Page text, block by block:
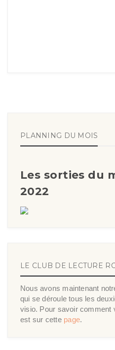
PLANNING DU MOIS
Les sorties du
2022
LE CLUB DE LECTURE
Nous avons maintenant
qui se déroule tous les
visio. Pour savoir comment
est sur cette page.